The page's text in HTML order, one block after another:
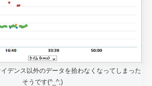
デンス以外のデータを拾わなくなってしまった
そうです(^_^;)